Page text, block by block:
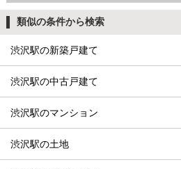
類似の条件から検索
渋沢駅の新築戸建て
渋沢駅の中古戸建て
渋沢駅のマンション
渋沢駅の土地